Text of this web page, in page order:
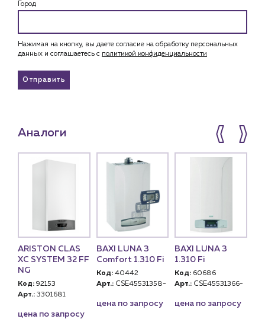
Город
Нажимая на кнопку, вы даете согласие на обработку персональных
данных и соглашаетесь c политикой конфиденциальности
Отправить
Аналоги
ARISTON CLAS
XC SYSTEM 32 FF
NG
Код: 92153
Арт.: 3301681
цена по запросу
BAXI LUNA 3
Comfort 1.310 Fi
Код: 40442
Арт.: CSE45531358-
цена по запросу
BAXI LUNA 3
1.310 Fi
Код: 60686
Арт.: CSE45531366-
цена по запросу